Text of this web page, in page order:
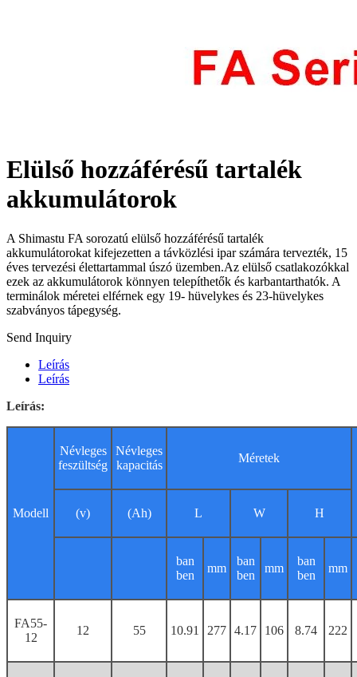
Elülső hozzáférésű tartalék
akkumulátorok
A Shimastu FA sorozatú elülső hozzáférésű tartalék
akkumulátorokat kifejezetten a távközlési ipar számára tervezték, 15
éves tervezési élettartammal úszó üzemben.Az elülső csatlakozókkal
ezek az akkumulátorok könnyen telepíthetők és karbantarthatók. A
terminálok méretei elférnek egy 19- hüvelykes és 23-hüvelykes
szabványos tápegység.
Send Inquiry
Leírás
Leírás
Leírás:
Modell
Névleges
feszültség
Névleges
kapacitás
Méretek
(v) (Ah) L W H
ban
ben
mm
ban
ben
mm
ban
ben
mm
FA55-
12
12 55 10.91 277 4.17 106 8.74 222